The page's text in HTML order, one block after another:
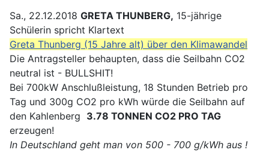
Sa., 22.12.2018 GRETA THUNBERG, 15-jährige
Schülerin spricht Klartext
Greta Thunberg (15 Jahre alt) über den Klimawandel
Die Antragsteller behaupten, dass die Seilbahn CO2
neutral ist - BULLSHIT!
Bei 700kW Anschlußleistung, 18 Stunden Betrieb pro
Tag und 300g CO2 pro kWh würde die Seilbahn auf
den Kahlenberg 3.78 TONNEN CO2 PRO TAG
erzeugen!
In Deutschland geht man von 500 - 700 g/kWh aus !